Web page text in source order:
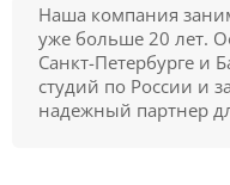
Наша компания
уже больше 20 лет.
Санкт-Петербурге и
студий по России и
надежный партнер